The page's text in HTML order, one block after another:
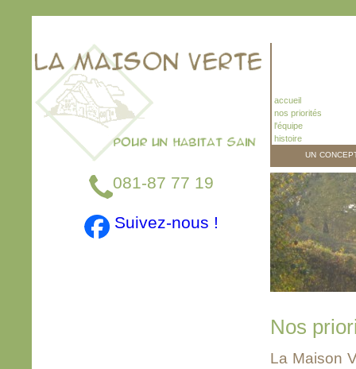
081-87 77 19
Suivez-nous !
accueil
nos priorités
l'équipe
histoire
un
Nos
La Maison